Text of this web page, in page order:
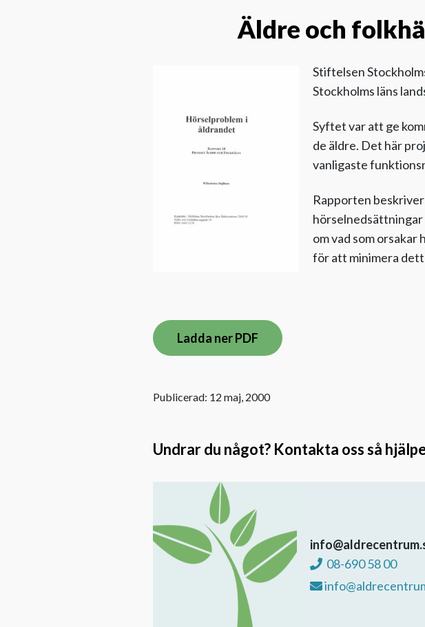
Äldre och
Stiftelsen
Stockholms läns
Syftet var att ge
de äldre. Det här
vanligaste
Rapporten
hörselnedsättningar
om vad som
för att minimera
Ladda ner PDF
Publicerad: 12 maj, 2000
Undrar du något? Kontakta oss så
08-690 58 00